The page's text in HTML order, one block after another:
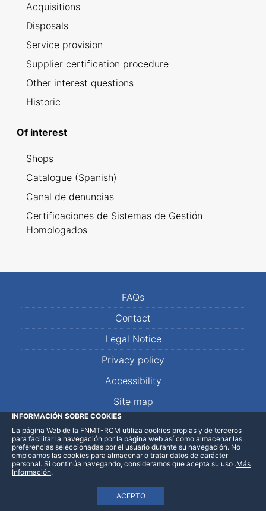
Acquisitions
Disposals
Service provision
Supplier certification procedure
Other interest questions
Historic
Of interest
Shops
Catalogue (Spanish)
Canal de denuncias
Certificaciones de Sistemas de Gestión
Homologados
FAQs
Contact
Legal Notice
Privacy policy
Accessibility
Site map
LinkedInFacebookWhatsApp
INFORMACIÓN SOBRE COOKIES
La página Web de la FNMT-RCM utiliza cookies propias y de terceros
para facilitar la navegación por la página web así como almacenar las
preferencias seleccionadas por el usuario durante su navegación. No
empleamos las cookies para almacenar o tratar datos de carácter
personal. Si continúa navegando, consideramos que acepta su uso
ACEPTO
.Más
Información.